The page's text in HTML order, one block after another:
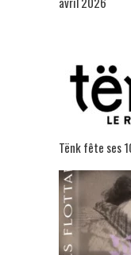
Tënk fête ses